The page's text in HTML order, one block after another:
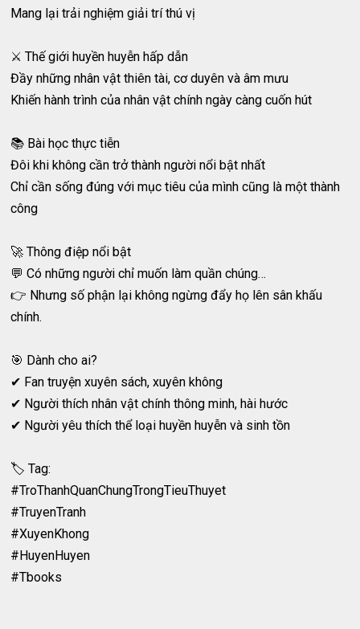
Mang lại trải nghiệm giải trí thú vị
⚔️ Thế giới huyền huyễn hấp dẫn
Đầy những nhân vật thiên tài, cơ duyên và âm mưu
Khiến hành trình của nhân vật chính ngày càng cuốn hút
📚 Bài học thực tiễn
Đôi khi không cần trở thành người nổi bật nhất
Chỉ cần sống đúng với mục tiêu của mình cũng là một thành
công
🚀 Thông điệp nổi bật
💬 Có những người chỉ muốn làm quần chúng…
👉 Nhưng số phận lại không ngừng đẩy họ lên sân khấu
chính.
🎯 Dành cho ai?
✔ Fan truyện xuyên sách, xuyên không
✔ Người thích nhân vật chính thông minh, hài hước
✔ Người yêu thích thể loại huyền huyễn và sinh tồn
🏷️ Tag:
#TroThanhQuanChungTrongTieuThuyet
#TruyenTranh
#XuyenKhong
#HuyenHuyen
#Tbooks